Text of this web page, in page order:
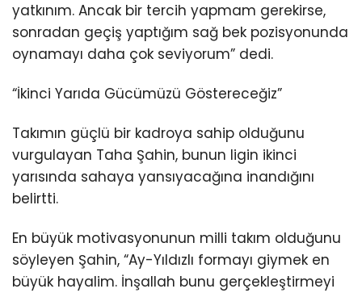
yatkınım. Ancak bir tercih yapmam gerekirse,
sonradan geçiş yaptığım sağ bek pozisyonunda
oynamayı daha çok seviyorum” dedi.
“İkinci Yarıda Gücümüzü Göstereceğiz”
Takımın güçlü bir kadroya sahip olduğunu
vurgulayan Taha Şahin, bunun ligin ikinci
yarısında sahaya yansıyacağına inandığını
belirtti.
En büyük motivasyonunun milli takım olduğunu
söyleyen Şahin, “Ay-Yıldızlı formayı giymek en
büyük hayalim. İnşallah bunu gerçekleştirmeyi